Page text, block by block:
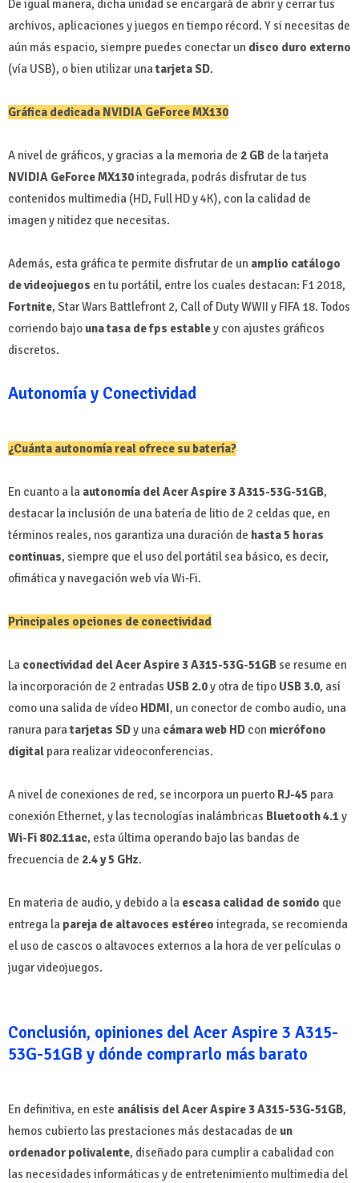
De igual manera, dicha unidad se encargará de abrir y cerrar tus
archivos, aplicaciones y juegos en tiempo récord. Y si necesitas de
aún más espacio, siempre puedes conectar un disco duro externo
(vía USB), o bien utilizar unatarjeta SD.
Gráfica dedicada NVIDIA GeForce MX130
A nivel de gráficos, y gracias a la memoria de 2 GB de la tarjeta
NVIDIA GeForce MX130integrada, podrás disfrutar de tus
contenidos multimedia (HD, Full HD y 4K), con la calidad de
imagen y nitidez que necesitas.
Además, esta gráfica te permite disfrutar de un amplio catálogo
de videojuegos en tu portátil, entre los cuales destacan: F1 2018,
Fortnite, Star Wars Battlefront 2, Call of Duty WWII y FIFA 18. Todos
corriendo bajouna tasa de fps establey con ajustes gráficos
discretos.
Autonomía y Conectividad
¿Cuánta autonomía real ofrece su batería?
En cuanto a la autonomía del Acer Aspire 3 A315-53G-51GB,
destacar la inclusión de una batería de litio de 2 celdas que, en
términos reales, nos garantiza una duración de hasta 5 horas
continuas, siempre que el uso del portátil sea básico, es decir,
ofimática y navegación web vía Wi-Fi.
Principales opciones de conectividad
La conectividad del Acer Aspire 3 A315-53G-51GB se resume en
la incorporación de 2 entradas USB 2.0y otra de tipo USB 3.0, así
como una salida de vídeo HDMI , un conector de combo audio, una
ranura paratarjetas SDy una cámara web HD con micrófono
digital para realizar videoconferencias.
A nivel de conexiones de red, se incorpora un puerto RJ-45 para
conexión Ethernet, y las tecnologías inalámbricas Bluetooth 4.1y
Wi-Fi 802.11ac, esta última operando bajo las bandas de
frecuencia de 2.4 y 5 GHz.
En materia de audio, y debido a la escasa calidad de sonido que
entrega la pareja de altavoces estéreo integrada, se recomienda
el uso de cascos o altavoces externos a la hora de ver películas o
jugar videojuegos.
Conclusión, opiniones del Acer Aspire 3 A315-
53G-51GB y dónde comprarlo más barato
En definitiva, en este análisis del Acer Aspire 3 A315-53G-51GB,
hemos cubierto las prestaciones más destacadas de un
ordenador polivalente, diseñado para cumplir a cabalidad con
las necesidades informáticas y de entretenimiento multimedia del